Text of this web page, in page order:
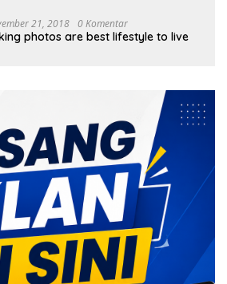
21, 2018 0 Komentar
photos are best lifestyle to live